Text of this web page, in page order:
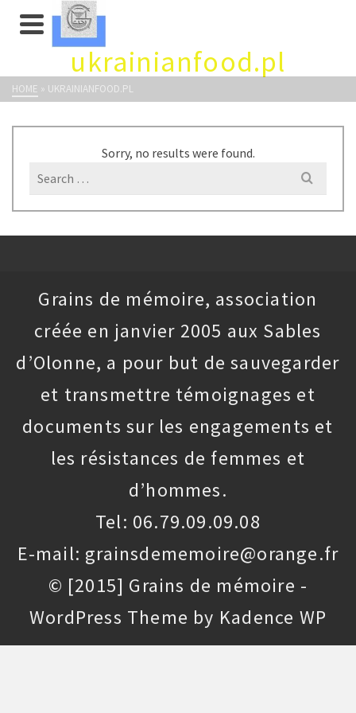
ukrainianfood.pl
HOME » UKRAINIANFOOD.PL
Sorry, no results were found.
Search
Grains de mémoire, association
créée en janvier 2005 aux Sables
d’Olonne, a pour but de sauvegarder
et transmettre témoignages et
documents sur les engagements et
les résistances de femmes et
d’hommes.
Tel: 06.79.09.09.08
E-mail: grainsdememoire@orange.fr
© [2015] Grains de mémoire -
WordPress Theme by Kadence WP